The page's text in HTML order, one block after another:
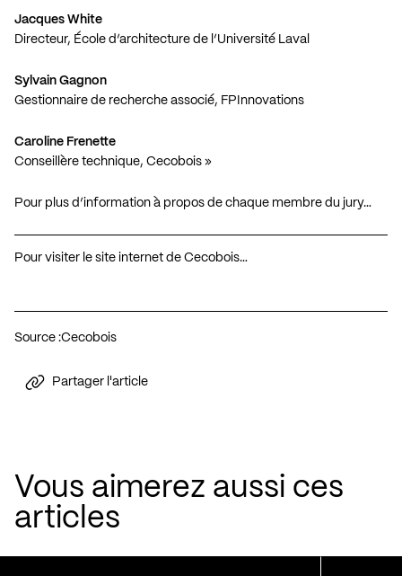
Jacques White
Directeur, École d’architecture de l’Université Laval
Sylvain Gagnon
Gestionnaire de recherche associé, FPInnovations
Caroline Frenette
Conseillère technique, Cecobois »
Pour plus d’information à propos de chaque membre du jury…
Pour visiter le site internet de Cecobois…
Source :Cecobois
Partager l'article
Vous aimerez aussi ces
articles